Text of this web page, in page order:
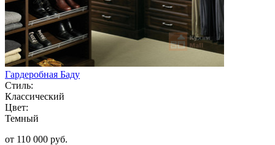
Гардеробная Баду
Стиль:
Классический
Цвет:
Темный
от 110 000 руб.